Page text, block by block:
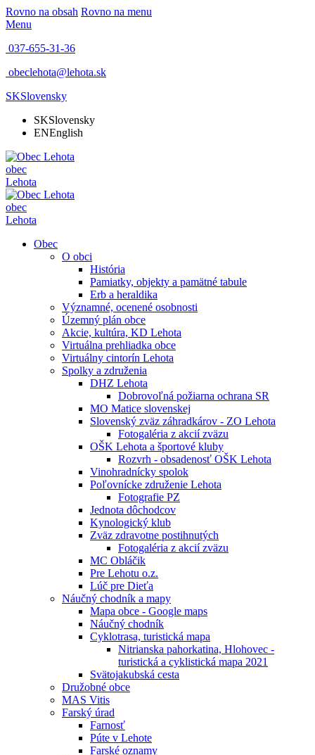
Rovno na obsah Rovno na menu
Menu
037-655-31-36
obeclehota@lehota.sk
SKSlovensky
SKSlovensky
ENEnglish
obec
Lehota
obec
Lehota
Obec
O obci
História
Pamiatky, objekty a pamätné tabule
Erb a heraldika
Významné, ocenené osobnosti
Územný plán obce
Akcie, kultúra, KD Lehota
Virtuálna prehliadka obce
Virtuálny cintorín Lehota
Spolky a združenia
DHZ Lehota
Dobrovoľná požiarna ochrana SR
MO Matice slovenskej
Slovenský zväz záhradkárov - ZO Lehota
Fotogaléria z akcií zväzu
OŠK Lehota a športové kluby
Rozvrh - obsadenosť OŠK Lehota
Vinohradnícky spolok
Poľovnícke združenie Lehota
Fotografie PZ
Jednota dôchodcov
Kynologický klub
Zväz zdravotne postihnutých
Fotogaléria z akcií zväzu
MC Obláčik
Pre Lehotu o.z.
Lúč pre Dieťa
Náučný chodník a mapy
Mapa obce - Google maps
Náučný chodník
Cyklotrasa, turistická mapa
Nitrianska pahorkatina, Hlohovec -
turistická a cyklistická mapa 2021
Svätojakubská cesta
Družobné obce
MAS Vitis
Farský úrad
Farnosť
Púte v Lehote
Farské oznamy